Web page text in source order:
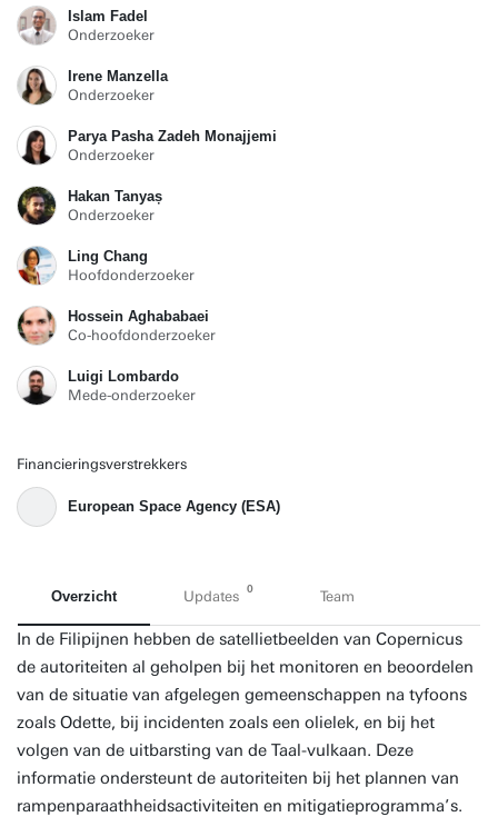
Islam Fadel
Onderzoeker
Irene Manzella
Onderzoeker
Parya Pasha Zadeh Monajjemi
Onderzoeker
Hakan Tanyaș
Onderzoeker
Ling Chang
Hoofdonderzoeker
Hossein Aghababaei
Co-hoofdonderzoeker
Luigi Lombardo
Mede-onderzoeker
Financieringsverstrekkers
European Space Agency (ESA)
Overzicht Updates 0 Team
In de Filipijnen hebben de satellietbeelden van Copernicus
de autoriteiten al geholpen bij het monitoren en beoordelen
van de situatie van afgelegen gemeenschappen na tyfoons
zoals Odette, bij incidenten zoals een olielek, en bij het
volgen van de uitbarsting van de Taal-vulkaan. Deze
informatie ondersteunt de autoriteiten bij het plannen van
rampenparaathheidsactiviteiten en mitigatieprogramma’s.